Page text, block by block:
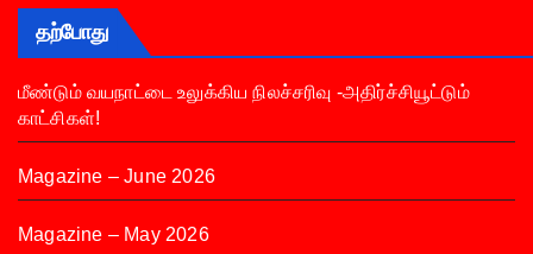
தற்போது
மீண்டும் வயநாட்டை உலுக்கிய நிலச்சரிவு -அதிர்ச்சியூட்டும்
காட்சிகள்!
Magazine – June 2026
Magazine – May 2026